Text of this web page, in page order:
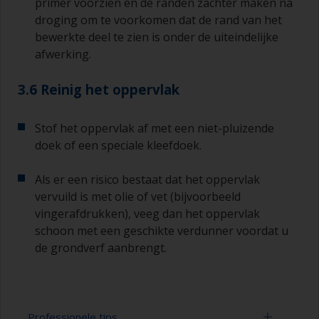
droging om te voorkomen dat de rand van het
bewerkte deel te zien is onder de uiteindelijke
afwerking.
3.6 Reinig het oppervlak
Stof het oppervlak af met een niet-pluizende
doek of een speciale kleefdoek.
Als er een risico bestaat dat het oppervlak
vervuild is met olie of vet (bijvoorbeeld
vingerafdrukken), veeg dan het oppervlak
schoon met een geschikte verdunner voordat u
de grondverf aanbrengt.